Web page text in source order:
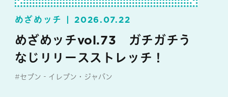
めざめッチ 2026.07.22
めざめッチvol.73 ガチガチう
なじリリースストレッチ！
#セブン‐イレブン・ジャパン